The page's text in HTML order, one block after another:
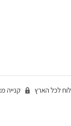
לכל הארץ קנייה